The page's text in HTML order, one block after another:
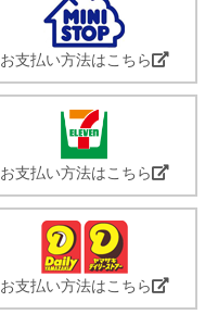
お支払い方法はこちら
お支払い方法はこちら
お支払い方法はこちら